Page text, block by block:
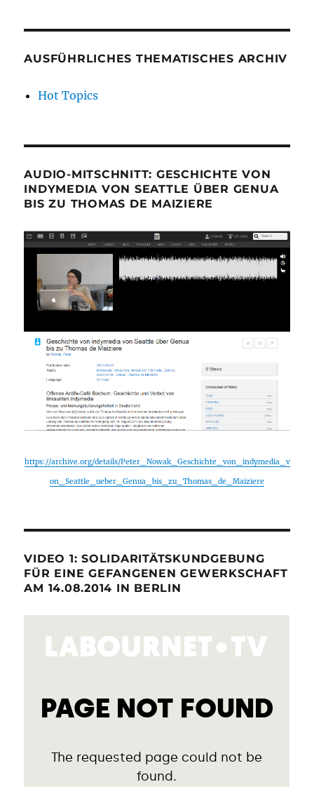
AUSFÜHRLICHES THEMATISCHES ARCHIV
Hot Topics
AUDIO-MITSCHNITT: GESCHICHTE VON
INDYMEDIA VON SEATTLE ÜBER GENUA
BIS ZU THOMAS DE MAIZIERE
https://archive.org/details/Peter_Nowak_Geschichte_von_indymedia_v
on_Seattle_ueber_Genua_bis_zu_Thomas_de_Maiziere
VIDEO 1: SOLIDARITÄTSKUNDGEBUNG
FÜR EINE GEFANGENEN GEWERKSCHAFT
AM 14.08.2014 IN BERLIN